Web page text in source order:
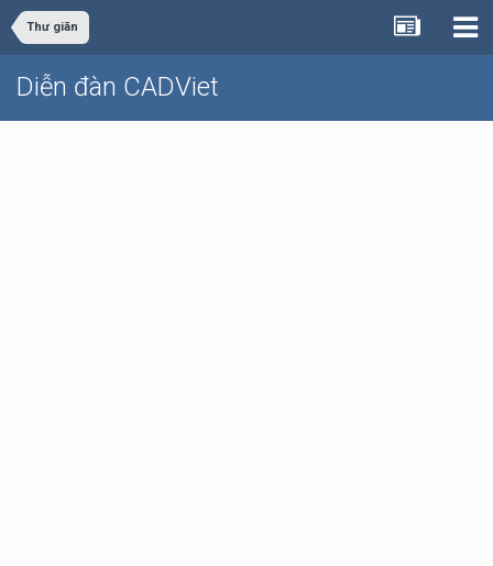
Thư giãn
Diễn đàn CADViet